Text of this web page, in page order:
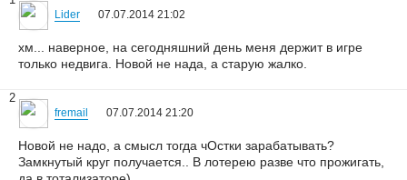
Lider 07.07.2014 21:02
хм... наверное, на сегодняшний день меня держит в игре
только недвига. Новой не нада, а старую жалко.
2
fremail 07.07.2014 21:20
Новой не надо, а смысл тогда чОстки зарабатывать?
Замкнутый круг получается.. В лотерею разве что прожигать,